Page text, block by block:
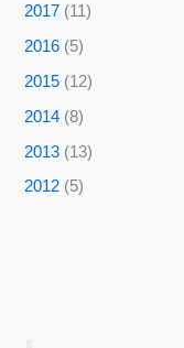
2017 (11)
2016 (5)
2015 (12)
2014 (8)
2013 (13)
2012 (5)